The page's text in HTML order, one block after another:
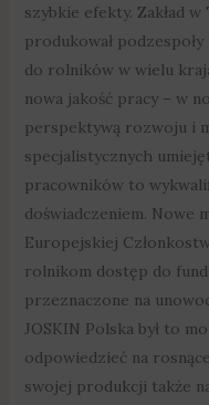
szybkie efekty. Zakład
produkował
do rolników w wielu
nowa jakość pracy – w
perspektywą rozwoju i
specjalistycznych
pracowników to
doświadczeniem. Nowe
Europejskiej
rolnikom dostęp do
przeznaczone na
JOSKIN Polska był to
odpowiedzieć na
swojej produkcji także